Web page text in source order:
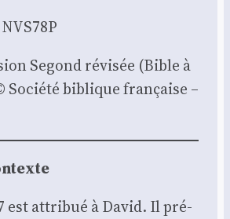
Segond révi­sée (Bible à
Socié­té biblique fran­çaise –
est attri­bué à David. Il pré­